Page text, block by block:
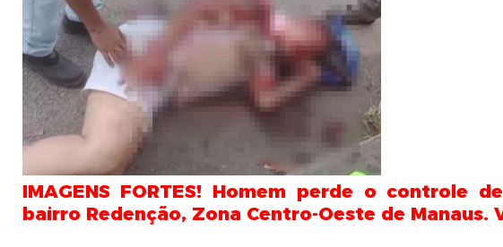
IMAGENS FORTES! Homem perde o
bairro Redenção, Zona Centro-Oeste de Manaus.